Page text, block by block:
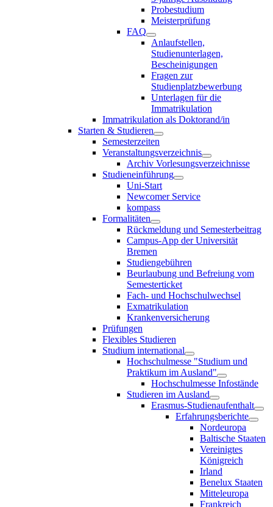
Probestudium
Meisterprüfung
FAQ
Anlaufstellen,
Studienunterlagen,
Bescheinigungen
Fragen zur
Studienplatzbewerbung
Unterlagen für die
Immatrikulation
Immatrikulation als Doktorand/in
Starten & Studieren
Semesterzeiten
Veranstaltungsverzeichnis
Archiv Vorlesungsverzeichnisse
Studieneinführung
Uni-Start
Newcomer Service
kompass
Formalitäten
Rückmeldung und Semesterbeitrag
Campus-App der Universität
Bremen
Studiengebühren
Beurlaubung und Befreiung vom
Semesterticket
Fach- und Hochschulwechsel
Exmatrikulation
Krankenversicherung
Prüfungen
Flexibles Studieren
Studium international
Hochschulmesse "Studium und
Praktikum im Ausland"
Hochschulmesse Infostände
Studieren im Ausland
Erasmus-Studienaufenthalt
Erfahrungsberichte
Nordeuropa
Baltische Staaten
Vereinigtes
Königreich
Irland
Benelux Staaten
Mitteleuropa
Frankreich